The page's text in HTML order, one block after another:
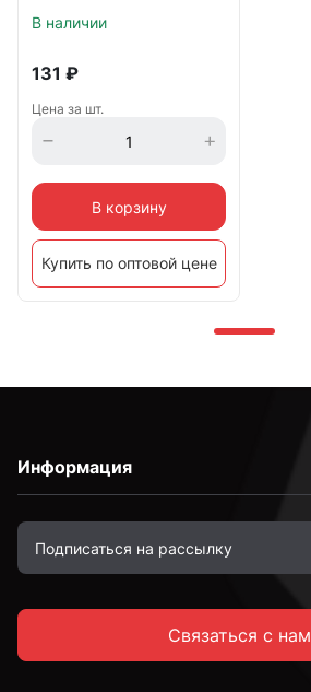
В наличии
131 ₽
Цена за шт.
В корзину
Купить по оптовой цене
Информация
Связаться с